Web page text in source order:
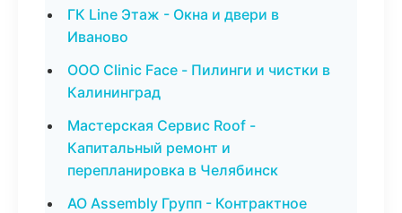
ГК Line Этаж - Окна и двери в
Иваново
ООО Clinic Face - Пилинги и чистки в
Калининград
Мастерская Сервис Roof -
Капитальный ремонт и
перепланировка в Челябинск
АО Assembly Групп - Контрактное